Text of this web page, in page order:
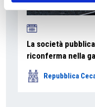
La società
riconferma nella
Repubblica